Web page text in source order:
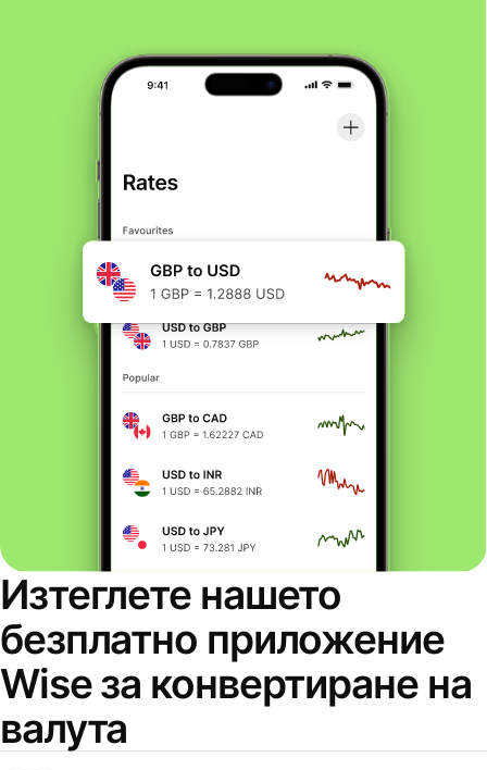
Изтеглете нашето
безплатно приложение
Wise за конвертиране на
валута